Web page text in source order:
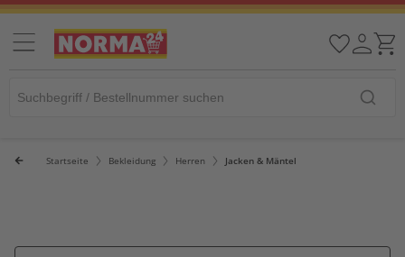
Startseite Bekleidung Herren Jacken & Mäntel